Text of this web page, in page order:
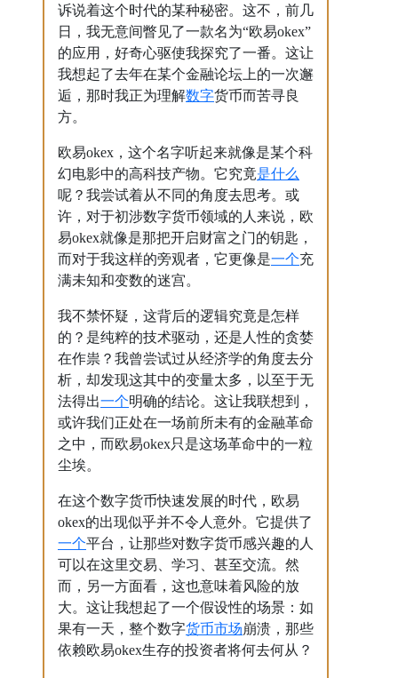
诉说着这个时代的某种秘密。这不，前几
日，我无意间瞥见了一款名为“欧易okex”
的应用，好奇心驱使我探究了一番。这让
我想起了去年在某个金融论坛上的一次邂
逅，那时我正为理解数字货币而苦寻良
方。
欧易okex，这个名字听起来就像是某个科
幻电影中的高科技产物。它究竟是什么
呢？我尝试着从不同的角度去思考。或
许，对于初涉数字货币领域的人来说，欧
易okex就像是那把开启财富之门的钥匙，
而对于我这样的旁观者，它更像是一个充
满未知和变数的迷宫。
我不禁怀疑，这背后的逻辑究竟是怎样
的？是纯粹的技术驱动，还是人性的贪婪
在作祟？我曾尝试过从经济学的角度去分
析，却发现这其中的变量太多，以至于无
法得出一个明确的结论。这让我联想到，
或许我们正处在一场前所未有的金融革命
之中，而欧易okex只是这场革命中的一粒
尘埃。
在这个数字货币快速发展的时代，欧易
okex的出现似乎并不令人意外。它提供了
一个平台，让那些对数字货币感兴趣的人
可以在这里交易、学习、甚至交流。然
而，另一方面看，这也意味着风险的放
大。这让我想起了一个假设性的场景：如
果有一天，整个数字货币市场崩溃，那些
依赖欧易okex生存的投资者将何去何从？